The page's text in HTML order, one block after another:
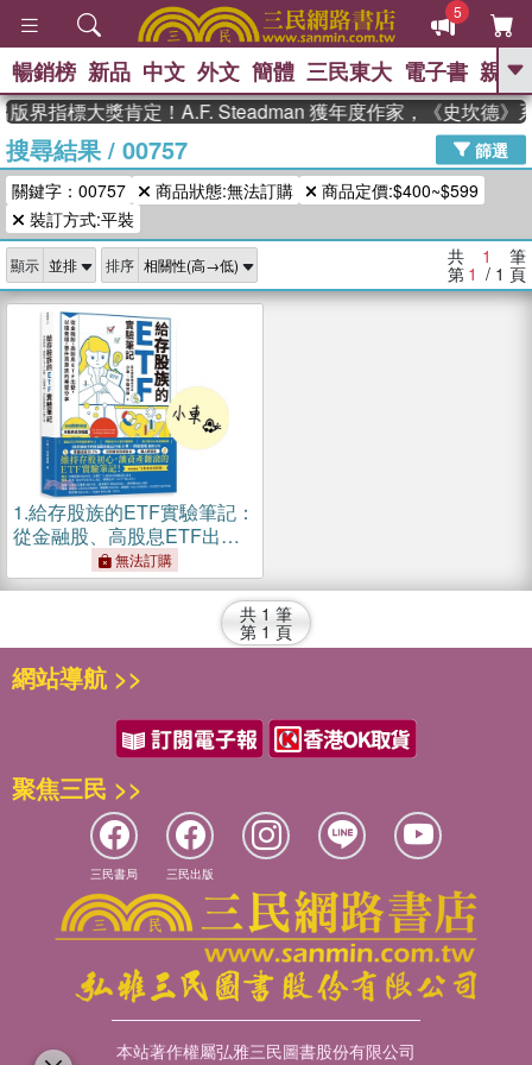
5
GO
高希均教授回憶錄
、 The Odyssey 、 父親節 、 如果歷
史是一群喵 、 暑期推薦 、 國際布克
登輝時代 、 數學女孩：黎曼猜想 、
偉大的迷走神經
暢銷榜 新品 中文 外文 簡體 三民東大 電子書 親子
界指標大獎肯定！A.F. Steadman 獲年度作家，《史坎德》
搜尋結果/ 00757
篩選
關鍵字：00757
商品狀態:無法訂購
商品定價:$400~$599
裝訂方式:平裝
顯示 排序 共 1 筆
第 1 / 1 頁
1.給存股族的ETF實驗筆記：
從金融股、高股息ETF出
發，以錢養錢，晉升買房族
的完整分享【首刷限量簽名
無法訂購
共 1 筆
第 1 頁
網站導航 >>
聚焦三民 >>
三民書局 三民出版
本站著作權屬弘雅三民圖書股份有限公司